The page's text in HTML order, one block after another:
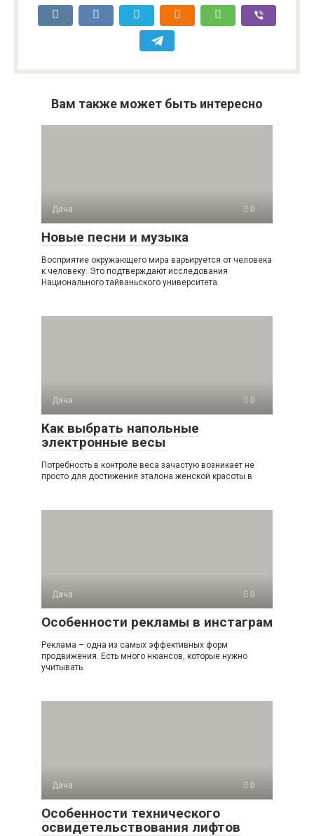
Вам также может быть интересно
Дача 0
Новые песни и музыка
Восприятие окружающего мира варьируется от человека
к человеку. Это подтверждают исследования
Национального тайваньского университета.
Дача 0
Как выбрать напольные
электронные весы
Потребность в контроле веса зачастую возникает не
просто для достижения эталона женской красоты в
Дача 0
Особенности рекламы в инстаграм
Реклама – одна из самых эффективных форм
продвижения. Есть много нюансов, которые нужно
учитывать
Дача 0
Особенности технического
освидетельствования лифтов